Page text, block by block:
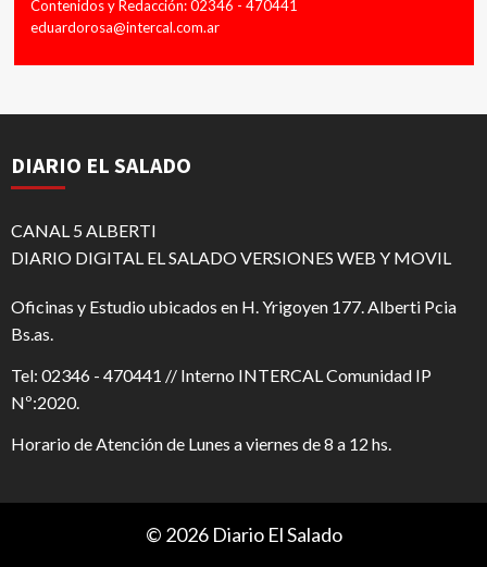
Contenidos y Redacción: 02346 - 470441
eduardorosa@intercal.com.ar
DIARIO EL SALADO
CANAL 5 ALBERTI
DIARIO DIGITAL EL SALADO VERSIONES WEB Y MOVIL
Oficinas y Estudio ubicados en H. Yrigoyen 177. Alberti Pcia
Bs.as.
Tel: 02346 - 470441 // Interno INTERCAL Comunidad IP
Nº:2020.
Horario de Atención de Lunes a viernes de 8 a 12 hs.
© 2026 Diario El Salado